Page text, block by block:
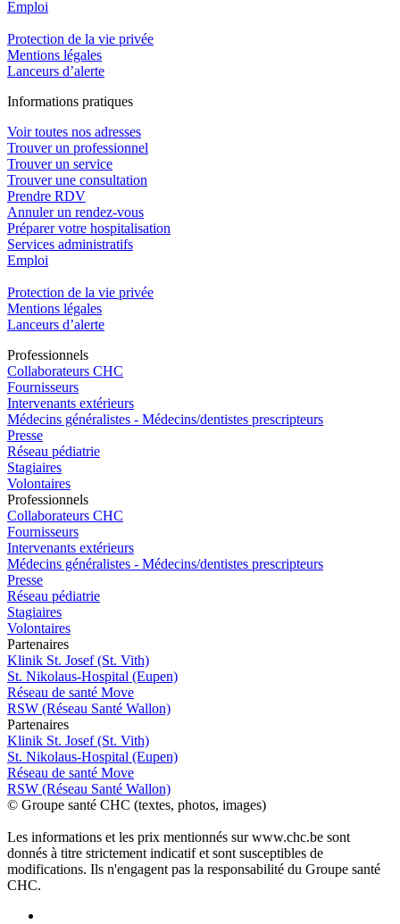
Emploi​
Protection de la vie privée
Mentions légales
Lanceurs d’alerte
Informations pratiques
Voir toutes nos adresses
Trouver un professionnel
Trouver un service
Trouver une consultation
Prendre RDV
Annuler un rendez-vous
Préparer votre hospitalisation
Services administratifs
Emploi​
Protection de la vie privée
Mentions légales
Lanceurs d’alerte
Professionnels
Collaborateurs CHC
Fournisseurs
Intervenants extérieurs
Médecins généralistes - Médecins/dentistes prescripteurs
Presse
Réseau pédiatrie
Stagiaires
Volontaires
Professionnels
Collaborateurs CHC
Fournisseurs
Intervenants extérieurs
Médecins généralistes - Médecins/dentistes prescripteurs
Presse
Réseau pédiatrie
Stagiaires
Volontaires
Partenaires
Klinik St. Josef (St. Vith)
St. Nikolaus-Hospital (Eupen)
Réseau de santé Move
RSW (Réseau Santé Wallon)
Partenaires
Klinik St. Josef (St. Vith)
St. Nikolaus-Hospital (Eupen)
Réseau de santé Move
RSW (Réseau Santé Wallon)
© Groupe santé CHC (textes, photos, images)
Les informations et les prix mentionnés sur www.chc.be sont
donnés à titre strictement indicatif et sont susceptibles de
modifications. Ils n'engagent pas la responsabilité du Groupe santé
CHC.